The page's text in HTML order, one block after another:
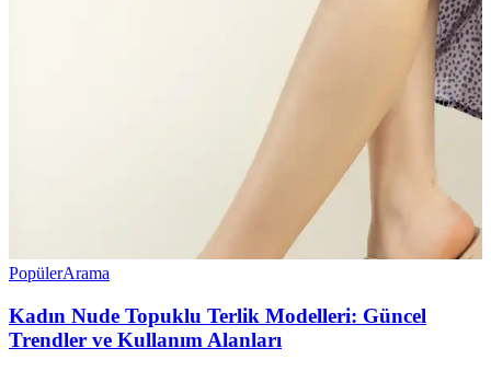
PopülerArama
Kadın Nude Topuklu Terlik Modelleri: Güncel
Trendler ve Kullanım Alanları